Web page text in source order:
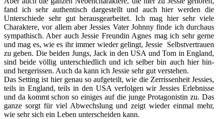
fand ich sehr authentisch dargestellt und auch hier werden die
Unterschiede sehr gut herausgearbeitet. Ich mag hier sehr viele
Charaktere, vor allem aber Jessies Vater Johnny finde ich durchaus
sympathisch. Aber auch Jessie Freundin Agnes mag ich sehr gerne
und mag es, wie es ihr immer wieder gelingt, Jessie Selbstvertrauen
zu geben. Die beiden Jungs, Jack in den USA und Tom in England,
sind beide völlig unterschiedlich und ich selber bin auch hier hin-
und hergerissen. Auch da kann ich Jessie sehr gut verstehen.
Das Setting ist hier genau so aufgeteilt, wie die Zerrissenheit Jessies,
teils in England, teils in den USA verfolgen wir Jessies Erlebnisse
und da kommt schon so einiges auf die junge Protagonistin zu. Das
ganze sorgt für viel Abwechslung und zeigt wieder einmal mehr,
wie sehr sich ein Leben unterscheiden kann.